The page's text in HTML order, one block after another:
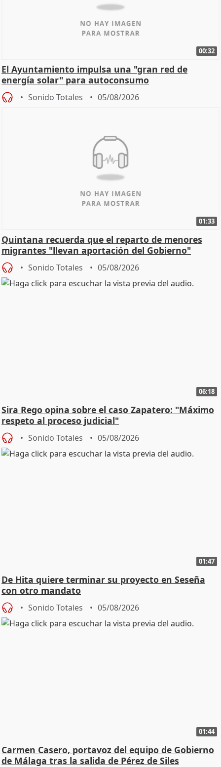
00:32
El Ayuntamiento impulsa una "gran red de
energía solar" para autoconsumo
Sonido Totales 05/08/2026
01:33
Quintana recuerda que el reparto de menores
migrantes "llevan aportación del Gobierno"
central
Sonido Totales 05/08/2026
06:18
Sira Rego opina sobre el caso Zapatero: "Máximo
respeto al proceso judicial"
Sonido Totales 05/08/2026
01:47
De Hita quiere terminar su proyecto en Seseña
con otro mandato
Sonido Totales 05/08/2026
01:44
Carmen Casero, portavoz del equipo de Gobierno
de Málaga tras la salida de Pérez de Siles